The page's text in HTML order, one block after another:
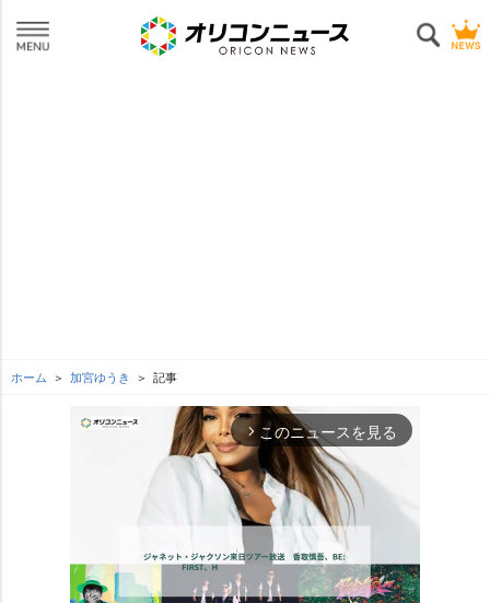
ホーム 加宮ゆうき 記事
arrow_forward_ios このニュースを見る